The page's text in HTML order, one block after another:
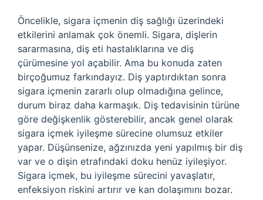
Öncelikle, sigara içmenin diş sağlığı üzerindeki
etkilerini anlamak çok önemli. Sigara, dişlerin
sararmasına, diş eti hastalıklarına ve diş
çürümesine yol açabilir. Ama bu konuda zaten
birçoğumuz farkındayız. Diş yaptırdıktan sonra
sigara içmenin zararlı olup olmadığına gelince,
durum biraz daha karmaşık. Diş tedavisinin türüne
göre değişkenlik gösterebilir, ancak genel olarak
sigara içmek iyileşme sürecine olumsuz etkiler
yapar. Düşünsenize, ağzınızda yeni yapılmış bir diş
var ve o dişin etrafındaki doku henüz iyileşiyor.
Sigara içmek, bu iyileşme sürecini yavaşlatır,
enfeksiyon riskini artırır ve kan dolaşımını bozar.